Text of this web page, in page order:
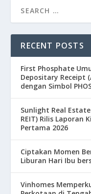
RECENT POSTS
First Phosphate
Depositary Receipt
dengan Simbol
Sunlight Real
REIT) Rilis Laporan
Pertama 2026
Ciptakan Momen
Liburan Hari Ibu
Vinhomes